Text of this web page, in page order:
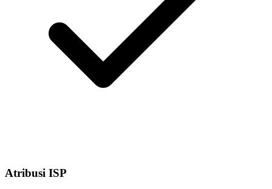
Atribusi ISP